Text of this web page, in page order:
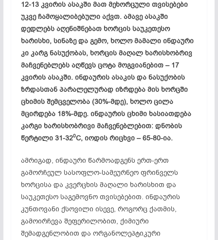
12-13 კვირის ასაკში მათ მეხორცული თვისებები
უკვე ჩამოყალიბებული აქვთ. ამავე ასაკში
დედლებს აღენიშნებათ ხორცის საუკეთესო
ხარისხი, სინაზე და გემო, ხოლო მამალი ინდაური
კი კარგ ნასუქობას, ხორცის მაღალ ხარისხობრივ
მაჩვენებლებს აღწევს ცოტა მოგვიანებით – 17
კვირის ასაკში. ინდაურის ასაკის და ნასუქობის
ზრდასთან პარალელურად იზრდება მის ხორცში
ცხიმის შემცველობა (30%-მდე), ხოლო ცილა
მცირდება 18%-მდე. ინდაურის ცხიმი ხასიათდება
კარგი ხარისხობრივი მაჩვენებლებით: დნობის
წერტილი 31-320C, იოდის რიცხვი – 65-80-ია.
ამრიგად, ინდაური წარმოადგენს ერთ-ერთ
გამორჩეულ სასოფლო-სამეურნეო ფრინ­ველს
ხორცისა და კვერცხის მაღალი ხარისხით და
საუკეთესო საგემოვნო თვისებებით. ინდაურის
კუნთოვანი ქსოვილი ისევე, როგორც ქათმის,
გამოირჩევა შეფერილობით, ქიმიური
შემადგენლობით და ორგანოლეპტიკური